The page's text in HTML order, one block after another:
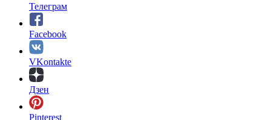
Телеграм
Facebook
VKontakte
Дзен
Pinterest